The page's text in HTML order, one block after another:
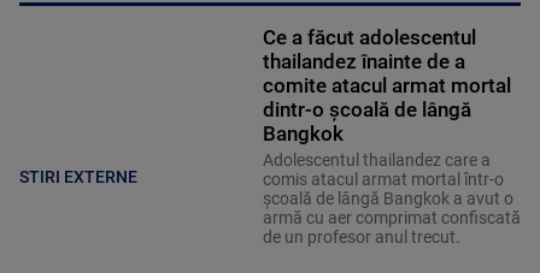
STIRI EXTERNE
Ce a făcut adolescentul
thailandez înainte de a
comite atacul armat mortal
dintr-o școală de lângă
Bangkok
Adolescentul thailandez care a
comis atacul armat mortal într-o
şcoală de lângă Bangkok a avut o
armă cu aer comprimat confiscată
de un profesor anul trecut.